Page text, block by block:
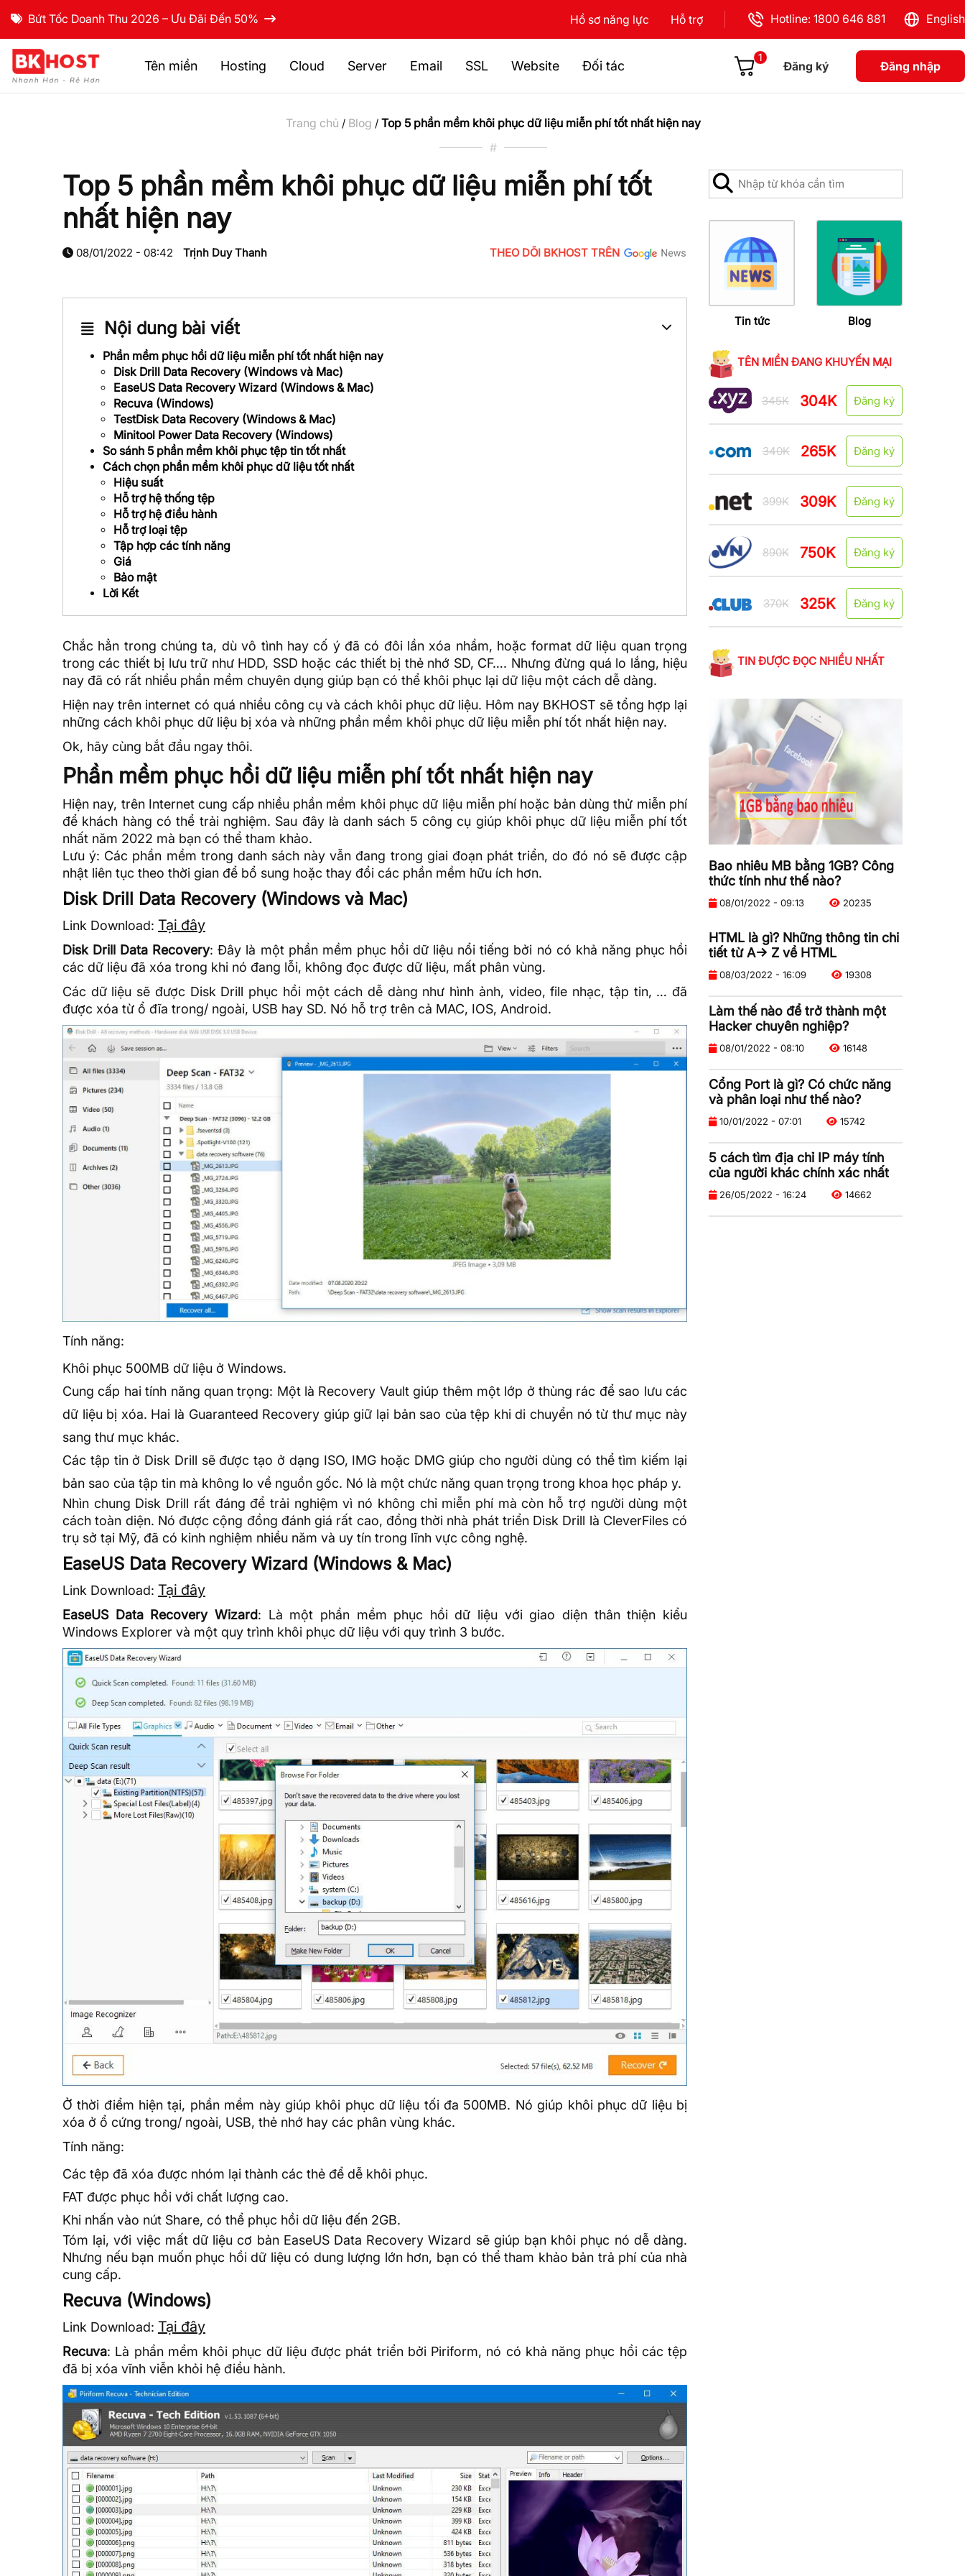
Bứt Tốc Doanh Thu 2026 – Ưu Đãi Đến 50% Hồ sơ năng lực Hỗ trợ Hotline: 1800 646 881 English
Tên miền Hosting Cloud Server Email SSL Website Đối tác
1
Đăng ký Đăng nhập
Trang chủ / Blog / Top 5 phần mềm khôi phục dữ liệu miễn phí tốt nhất hiện nay
#
Top 5 phần mềm khôi phục dữ liệu miễn phí tốt
nhất hiện nay
08/01/2022 - 08:42 Trịnh Duy Thanh THEO DÕI BKHOST TRÊN
Nội dung bài viết
Phần mềm phục hồi dữ liệu miễn phí tốt nhất hiện nay
Disk Drill Data Recovery (Windows và Mac)
EaseUS Data Recovery Wizard (Windows & Mac)
Recuva (Windows)
TestDisk Data Recovery (Windows & Mac)
Minitool Power Data Recovery (Windows)
So sánh 5 phần mềm khôi phục tệp tin tốt nhất
Cách chọn phần mềm khôi phục dữ liệu tốt nhất
Hiệu suất
Hỗ trợ hệ thống tệp
Hỗ trợ hệ điều hành
Hỗ trợ loại tệp
Tập hợp các tính năng
Giá
Bảo mật
Lời Kết
Chắc hẳn trong chúng ta, dù vô tình hay cố ý đã có đôi lần xóa nhầm, hoặc format dữ liệu quan trọng
trong các thiết bị lưu trữ như HDD, SSD hoặc các thiết bị thẻ nhớ SD, CF…. Nhưng đừng quá lo lắng, hiệu
nay đã có rất nhiều phần mềm chuyên dụng giúp bạn có thể khôi phục lại dữ liệu một cách dễ dàng.
Hiện nay trên internet có quá nhiều công cụ và cách khôi phục dữ liệu. Hôm nay BKHOST sẽ tổng hợp lại
những cách khôi phục dữ liệu bị xóa và những phần mềm khôi phục dữ liệu miễn phí tốt nhất hiện nay.
Ok, hãy cùng bắt đầu ngay thôi.
Phần mềm phục hồi dữ liệu miễn phí tốt nhất hiện nay
Hiện nay, trên Internet cung cấp nhiều phần mềm khôi phục dữ liệu miễn phí hoặc bản dùng thử miễn phí
để khách hàng có thể trải nghiệm. Sau đây là danh sách 5 công cụ giúp khôi phục dữ liệu miễn phí tốt
nhất năm 2022 mà bạn có thể tham khảo.
Lưu ý: Các phần mềm trong danh sách này vẫn đang trong giai đoạn phát triển, do đó nó sẽ được cập
nhật liên tục theo thời gian để bổ sung hoặc thay đổi các phần mềm hữu ích hơn.
Disk Drill Data Recovery (Windows và Mac)
Link Download: Tại đây
Disk Drill Data Recovery: Đây là một phần mềm phục hồi dữ liệu nổi tiếng bởi nó có khả năng phục hồi
các dữ liệu đã xóa trong khi nó đang lỗi, không đọc được dữ liệu, mất phân vùng.
Các dữ liệu sẽ được Disk Drill phục hồi một cách dễ dàng như hình ảnh, video, file nhạc, tập tin, … đã
được xóa từ ổ đĩa trong/ ngoài, USB hay SD. Nó hỗ trợ trên cả MAC, IOS, Android.
Tính năng:
Khôi phục 500MB dữ liệu ở Windows.
Cung cấp hai tính năng quan trọng: Một là Recovery Vault giúp thêm một lớp ở thùng rác để sao lưu các
dữ liệu bị xóa. Hai là Guaranteed Recovery giúp giữ lại bản sao của tệp khi di chuyển nó từ thư mục này
sang thư mục khác.
Các tập tin ở Disk Drill sẽ được tạo ở dạng ISO, IMG hoặc DMG giúp cho người dùng có thể tìm kiếm lại
bản sao của tập tin mà không lo về nguồn gốc. Nó là một chức năng quan trọng trong khoa học pháp y.
Nhìn chung Disk Drill rất đáng để trải nghiệm vì nó không chỉ miễn phí mà còn hỗ trợ người dùng một
cách toàn diện. Nó được cộng đồng đánh giá rất cao, đồng thời nhà phát triển Disk Drill là CleverFiles có
trụ sở tại Mỹ, đã có kinh nghiệm nhiều năm và uy tín trong lĩnh vực công nghệ.
EaseUS Data Recovery Wizard (Windows & Mac)
Link Download: Tại đây
EaseUS Data Recovery Wizard: Là một phần mềm phục hồi dữ liệu với giao diện thân thiện kiểu
Windows Explorer và một quy trình khôi phục dữ liệu với quy trình 3 bước.
Ở thời điểm hiện tại, phần mềm này giúp khôi phục dữ liệu tối đa 500MB. Nó giúp khôi phục dữ liệu bị
xóa ở ổ cứng trong/ ngoài, USB, thẻ nhớ hay các phân vùng khác.
Tính năng:
Các tệp đã xóa được nhóm lại thành các thẻ để dễ khôi phục.
FAT được phục hồi với chất lượng cao.
Khi nhấn vào nút Share, có thể phục hồi dữ liệu đến 2GB.
Tóm lại, với việc mất dữ liệu cơ bản EaseUS Data Recovery Wizard sẽ giúp bạn khôi phục nó dễ dàng.
Nhưng nếu bạn muốn phục hồi dữ liệu có dung lượng lớn hơn, bạn có thể tham khảo bản trả phí của nhà
cung cấp.
Recuva (Windows)
Link Download: Tại đây
Recuva: Là phần mềm khôi phục dữ liệu được phát triển bởi Piriform, nó có khả năng phục hồi các tệp
đã bị xóa vĩnh viễn khỏi hệ điều hành.
Tin tức Blog
TÊN MIỀN ĐANG KHUYẾN MẠI
345K 304K Đăng ký
340K 265K Đăng ký
399K 309K Đăng ký
890K 750K Đăng ký
370K 325K Đăng ký
TIN ĐƯỢC ĐỌC NHIỀU NHẤT
Bao nhiêu MB bằng 1GB? Công
thức tính như thế nào?
08/01/2022 - 09:13 20235
HTML là gì? Những thông tin chi
tiết từ A-> Z về HTML
08/03/2022 - 16:09 19308
Làm thế nào để trở thành một
Hacker chuyên nghiệp?
08/01/2022 - 08:10 16148
Cổng Port là gì? Có chức năng
và phân loại như thế nào?
10/01/2022 - 07:01 15742
5 cách tìm địa chỉ IP máy tính
của người khác chính xác nhất
26/05/2022 - 16:24 14662